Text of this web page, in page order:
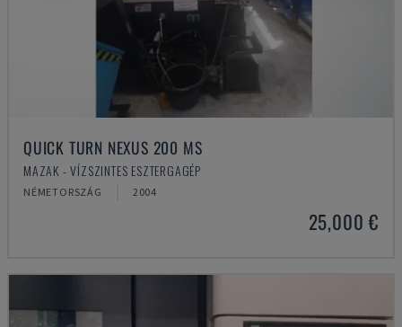
QUICK TURN NEXUS 200 MS
MAZAK - VÍZSZINTES ESZTERGAGÉP
NÉMETORSZÁG 2004
25,000 €